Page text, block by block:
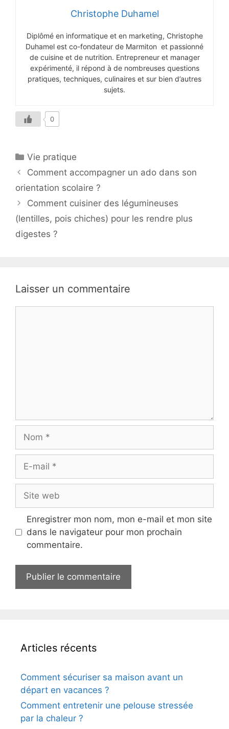
Christophe Duhamel
Diplômé en informatique et en marketing, Christophe
Duhamel est co-fondateur de Marmiton et passionné
de cuisine et de nutrition. Entrepreneur et manager
expérimenté, il répond à de nombreuses questions
pratiques, techniques, culinaires et sur bien d’autres
sujets.
0
Catégories
Vie pratique
Comment accompagner un ado dans son
orientation scolaire ?
Comment cuisiner des légumineuses
(lentilles, pois chiches) pour les rendre plus
digestes ?
Laisser un commentaire
Nom
Site
web
Enregistrer mon nom, mon e-mail et mon site
dans le navigateur pour mon prochain
commentaire.
Articles récents
Comment sécuriser sa maison avant un
départ en vacances ?
Comment entretenir une pelouse stressée
par la chaleur ?